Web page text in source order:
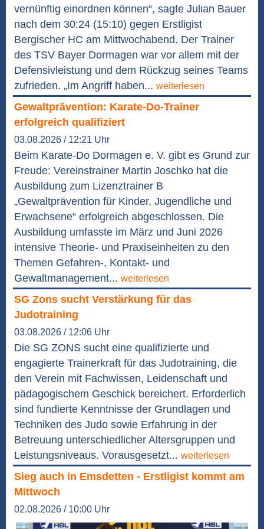
vernünftig einordnen können“, sagte Julian Bauer
nach dem 30:24 (15:10) gegen Erstligist
Bergischer HC am Mittwochabend. Der Trainer
des TSV Bayer Dormagen war vor allem mit der
Defensivleistung und dem Rückzug seines Teams
zufrieden. „Im Angriff haben... weiterlesen
Gewaltprävention: Karate-Do-Trainer
erfolgreich qualifiziert
03.08.2026 / 12:21 Uhr
Beim Karate-Do Dormagen e. V. gibt es Grund zur
Freude: Vereinstrainer Martin Joschko hat die
Ausbildung zum Lizenztrainer B
„Gewaltprävention für Kinder, Jugendliche und
Erwachsene“ erfolgreich abgeschlossen. Die
Ausbildung umfasste im März und Juni 2026
intensive Theorie- und Praxiseinheiten zu den
Themen Gefahren-, Kontakt- und
Gewaltmanagement... weiterlesen
SG Zons sucht Verstärkung für das
Judotraining
03.08.2026 / 12:06 Uhr
Die SG ZONS sucht eine qualifizierte und
engagierte Trainerkraft für das Judotraining, die
den Verein mit Fachwissen, Leidenschaft und
pädagogischem Geschick bereichert. Erforderlich
sind fundierte Kenntnisse der Grundlagen und
Techniken des Judo sowie Erfahrung in der
Betreuung unterschiedlicher Altersgruppen und
Leistungsniveaus. Vorausgesetzt... weiterlesen
Sieg auch in Emsdetten - Erstligist kommt am
Mittwoch
02.08.2026 / 10:00 Uhr